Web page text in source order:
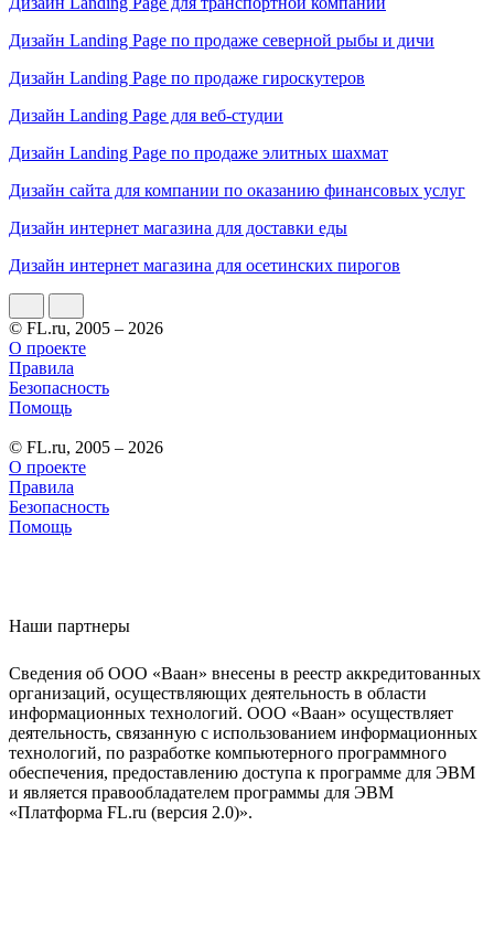
Дизайн Landing Page по продаже северной рыбы и дичи
Дизайн Landing Page по продаже гироскутеров
Дизайн Landing Page для веб-студии
Дизайн Landing Page по продаже элитных шахмат
Дизайн сайта для компании по оказанию финансовых услуг
Дизайн интернет магазина для доставки еды
Дизайн интернет магазина для осетинских пирогов
© FL.ru, 2005 – 2026
О проекте
Правила
Безопасность
Помощь
© FL.ru, 2005 – 2026
О проекте
Правила
Безопасность
Помощь
Наши партнеры
Сведения об ООО «Ваан» внесены в реестр аккредитованных
организаций, осуществляющих деятельность в области
информационных технологий. ООО «Ваан» осуществляет
деятельность, связанную с использованием информационных
технологий, по разработке компьютерного программного
обеспечения, предоставлению доступа к программе для ЭВМ
и является правообладателем программы для ЭВМ
«Платформа FL.ru (версия 2.0)».